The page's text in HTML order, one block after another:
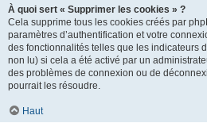
À quoi sert « Supprimer les cookies » ?
Cela supprime tous les cookies créés par
paramètres d’authentification et votre
des fonctionnalités telles que les indicateurs
non lu) si cela a été activé par un
des problèmes de connexion ou de
pourrait les résoudre.
Haut